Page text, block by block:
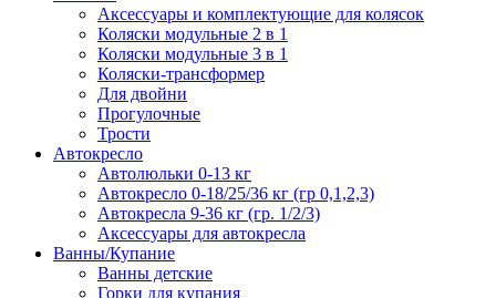
Аксессуары и комплектующие для колясок
Коляски модульные 2 в 1
Коляски модульные 3 в 1
Коляски-трансформер
Для двойни
Прогулочные
Трости
Автокресло
Автолюльки 0-13 кг
Автокресло 0-18/25/36 кг (гр 0,1,2,3)
Автокресла 9-36 кг (гр. 1/2/3)
Аксессуары для автокресла
Ванны/Купание
Ванны детские
Горки для купания